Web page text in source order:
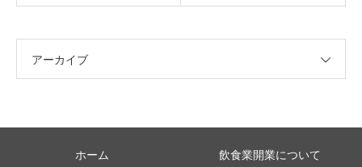
アーカイブ
ホーム
飲食業開業について